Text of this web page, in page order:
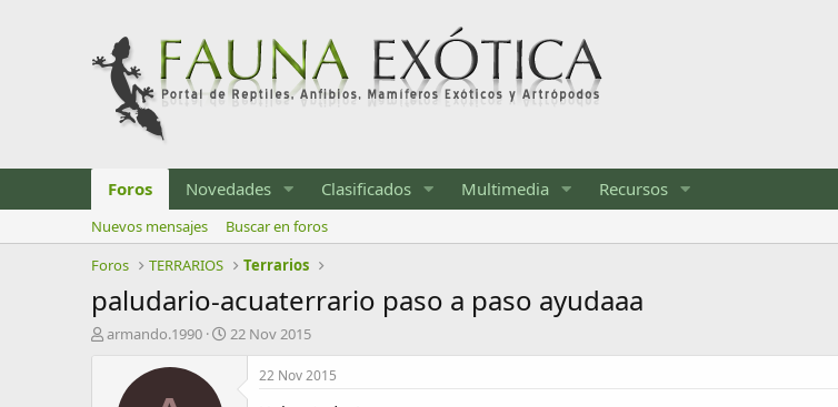
Foros Novedades Clasificados Multimedia Recursos
Nuevos mensajes
Buscar en foros
Foros
TERRARIOS Terrarios
paludario-acuaterrario paso a paso ayudaaa
Iarmando.1990
F
22 Nov 2015
22 Nov 2015